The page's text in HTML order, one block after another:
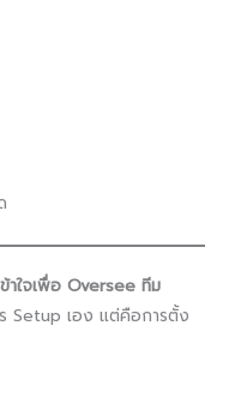
ใจเพื่อ Oversee ทีม
Setup เอง แต่คือการตั้ง